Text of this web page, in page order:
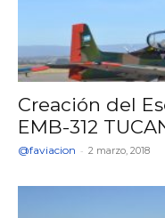
Creación del
EMB-312
@faviacion - 2 marzo, 2018